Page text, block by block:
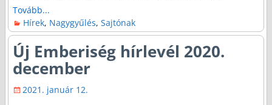
Tovább...
Hírek, Nagygyűlés,Sajtónak
Új Emberiség hírlevél 2020.
december
2021. január 12.